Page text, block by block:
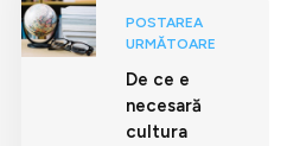
POSTAREA
URMĂTOARE
De ce e
necesară
cultura